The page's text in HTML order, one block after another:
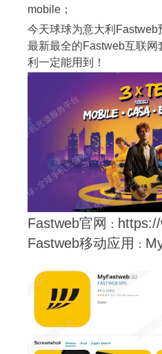
mobile；
今天球球为意大利
最新最全的Fastweb互联
利一定能用到！
Fastweb官网 ：
Fastweb移动应用 ：